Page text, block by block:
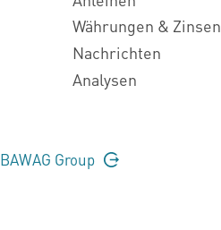
Währungen & Zinsen
Nachrichten
Analysen
BAWAG Group